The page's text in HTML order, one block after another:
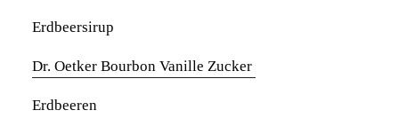
Erdbeersirup
Dr. Oetker Bourbon Vanille Zucker
Erdbeeren